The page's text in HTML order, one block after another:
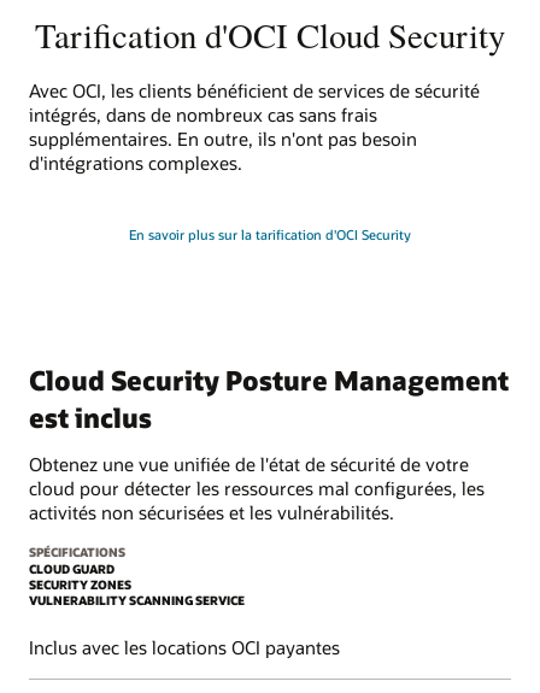
Tarification d'OCI Cloud Security
Avec OCI, les clients bénéficient de services de sécurité
intégrés, dans de nombreux cas sans frais
supplémentaires. En outre, ils n'ont pas besoin
d'intégrations complexes.
En savoir plus sur la tarification d'OCI Security
Cloud Security Posture Management
est inclus
Obtenez une vue unifiée de l'état de sécurité de votre
cloud pour détecter les ressources mal configurées, les
activités non sécurisées et les vulnérabilités.
SPÉCIFICATIONS
CLOUD GUARD
SECURITY ZONES
VULNERABILITY SCANNING SERVICE
Inclus avec les locations OCI payantes